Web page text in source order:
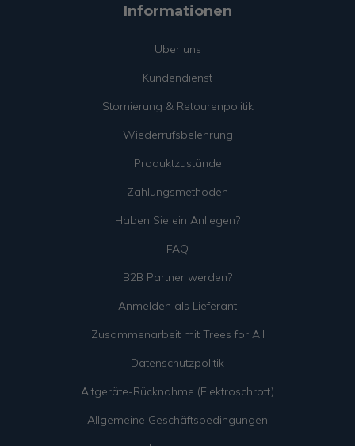
Informationen
Über uns
Kundendienst
Stornierung & Retourenpolitik
Wiederrufsbelehrung
Produktzustände
Zahlungsmethoden
Haben Sie ein Anliegen?
FAQ
B2B Partner werden?
Anmelden als Lieferant
Zusammenarbeit mit Trees for All
Datenschutzpolitik
Altgeräte-Rücknahme (Elektroschrott)
Allgemeine Geschäftsbedingungen